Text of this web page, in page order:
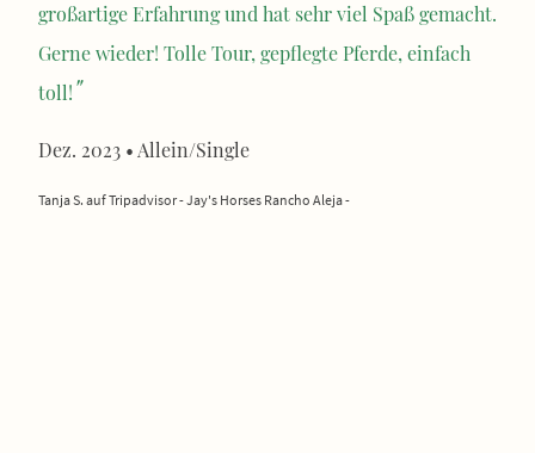
großartige Erfahrung und hat sehr viel Spaß gemacht.
Gerne wieder! Tolle Tour, gepflegte Pferde, einfach
toll!"
Dez. 2023 • Allein/Single
Tanja S. auf Tripadvisor - Jay's Horses Rancho Aleja -